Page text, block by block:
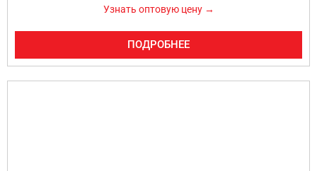
Узнать оптовую цену →
ПОДРОБНЕЕ